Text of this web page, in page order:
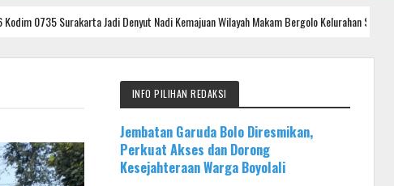
Jadi Denyut Nadi Kemajuan Wilayah Makam Bergolo Kelurahan Serengan
INFO PILIHAN REDAKSI
Jembatan Garuda Bolo Diresmikan,
Perkuat Akses dan Dorong
Kesejahteraan Warga Boyolali